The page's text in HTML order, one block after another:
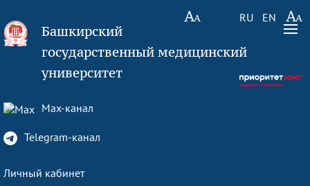
RU EN
Башкирский
государственный медицинский
университет
Max-канал
Telegram-канал
Личный кабинет